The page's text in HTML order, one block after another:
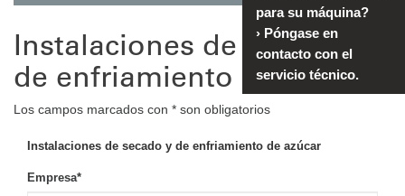
Instalaciones de secado y
de enfriamiento de azúcar
Los campos marcados con * son obligatorios
Instalaciones de secado y de enfriamiento de azúcar
Empresa*
para su máquina?
› Póngase en
contacto con el
servicio técnico.